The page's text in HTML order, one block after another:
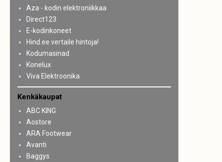
Aza - kodin elektroniikkaa
Direct123
E-kodinkoneet
Hind.ee vertaile hintoja!
Kodumasinad
Konelux
Viva Elektroonika
Kenkäkaupat
ABC KING
Aostore
ARA Footwear
Avanti
Baggys